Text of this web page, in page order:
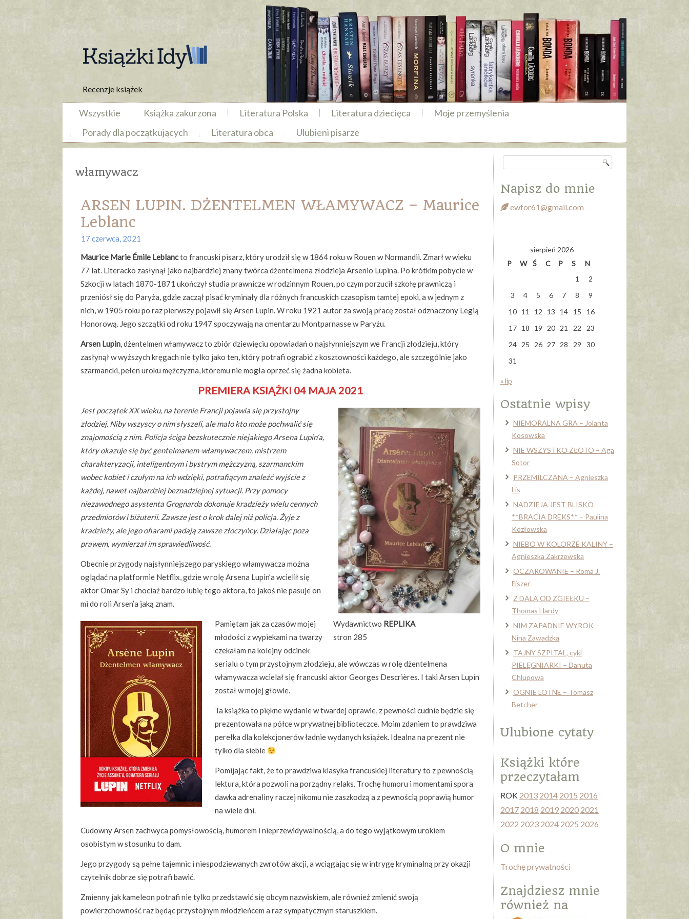
Recenzje książek
Wszystkie Książka zakurzona Literatura Polska Literatura dziecięca
Moje przemyślenia
Porady dla początkujących
Literatura obca Ulubieni pisarze
włamywacz
ARSEN LUPIN. DŻENTELMEN WŁAMYWACZ – Maurice
Leblanc
17 czerwca, 2021
Maurice Marie Émile Leblancto francuski pisarz, który urodził się w 1864 roku w Rouen w Normandii. Zmarł w wieku
77 lat. Literacko zasłynął jako najbardziej znany twórca dżentelmena złodzieja Arsenio Lupina. Po krótkim pobycie w
Szkocji w latach 1870-1871 ukończył studia prawnicze w rodzinnym Rouen, po czym porzucił szkołę prawniczą i
przeniósł się do Paryża, gdzie zaczął pisać kryminały dla różnych francuskich czasopism tamtej epoki, a w jednym z
nich, w 1905 roku po raz pierwszy pojawił się Arsen Lupin. W roku 1921 autor za swoją pracę został odznaczony Legią
Honorową. Jego szczątki od roku 1947 spoczywają na cmentarzu Montparnasse w Paryżu.
Arsen Lupin, dżentelmen włamywacz to zbiór dziewięciu opowiadań o najsłynniejszym we Francji złodzieju, który
zasłynął w wyższych kręgach nie tylko jako ten, który potrafi ograbić z kosztowności każdego, ale szczególnie jako
szarmancki, pełen uroku mężczyzna, któremu nie mogła oprzeć się żadna kobieta.
PREMIERA KSIĄŻKI 04 MAJA 2021
Wydawnictwo REPLIKA
stron 285
Jest początek XX wieku, na terenie Francji pojawia się przystojny
złodziej. Niby wszyscy o nim słyszeli, ale mało kto może pochwalić się
znajomością z nim. Policja ściga bezskutecznie niejakiego Arsena Lupin’a,
który okazuje się być gentelmanem-włamywaczem, mistrzem
charakteryzacji, inteligentnym i bystrym mężczyzną, szarmanckim
wobec kobiet i czułym na ich wdzięki, potrafiącym znaleźć wyjście z
każdej, nawet najbardziej beznadziejnej sytuacji. Przy pomocy
niezawodnego asystenta Grognarda dokonuje kradzieży wielu cennych
przedmiotów i biżuterii. Zawsze jest o krok dalej niż policja. Żyje z
kradzieży, ale jego ofiarami padają zawsze złoczyńcy. Działając poza
prawem, wymierzał im sprawiedliwość.
Obecnie przygody najsłynniejszego paryskiego włamywacza można
oglądać na platformie Netflix, gdzie w rolę Arsena Lupin’a wcielił się
aktor Omar Sy i chociaż bardzo lubię tego aktora, to jakoś nie pasuje on
mi do roli Arsen’a jaką znam.
Pamiętam jak za czasów mojej
młodości z wypiekami na twarzy
czekałam na kolejny odcinek
serialu o tym przystojnym złodzieju, ale wówczas w rolę dżentelmena
włamywacza wcielał się francuski aktor Georges Descrières. I taki Arsen Lupin
został w mojej głowie.
Ta książka to piękne wydanie w twardej oprawie, z pewności cudnie będzie się
prezentowała na półce w prywatnej biblioteczce. Moim zdaniem to prawdziwa
perełka dla kolekcjonerów ładnie wydanych książek. Idealna na prezent nie
tylko dla siebie
Pomijając fakt, że to prawdziwa klasyka francuskiej literatury to z pewnością
lektura, która pozwoli na porządny relaks. Trochę humoru i momentami spora
dawka adrenaliny raczej nikomu nie zaszkodzą a z pewnością poprawią humor
na wiele dni.
Cudowny Arsen zachwyca pomysłowością, humorem i nieprzewidywalnością, a do tego wyjątkowym urokiem
osobistym w stosunku to dam.
Jego przygody są pełne tajemnic i niespodziewanych zwrotów akcji, a wciągając się w intrygę kryminalną przy okazji
czytelnik dobrze się potrafi bawić.
Zmienny jak kameleon potrafi nie tylko przedstawić się obcym nazwiskiem, ale również zmienić swoją
powierzchowność raz będąc przystojnym młodzieńcem a raz sympatycznym staruszkiem.
Napisz do mnie
ewfor61@gmail.com
sierpień 2026
P
W Ś C P S
N
1
2
3
4 5 6 7 8
9
10
11 12 13 14 15
16
17
18 19 20 21 22
23
24
25 26 27 28 29
30
31
« lip
Ostatnie wpisy
NIEMORALNA GRA – Jolanta
Kosowska
NIE WSZYSTKO ZŁOTO – Aga
Sotor
PRZEMILCZANA – Agnieszka
Lis
NADZIEJA JEST BLISKO
**BRACIA DREKS** – Paulina
Kozłowska
NIEBO W KOLORZE KALINY –
Agnieszka Zakrzewska
OCZAROWANIE – Roma J.
Fiszer
Z DALA OD ZGIEŁKU –
Thomas Hardy
NIM ZAPADNIE WYROK –
Nina Zawadzka
TAJNY SZPITAL, cykl
PIELĘGNIARKI – Danuta
Chlupowa
OGNIE LOTNE – Tomasz
Betcher
Ulubione cytaty
Książki które
przeczytałam
ROK 2013 2014 2015 2016
2017 2018 2019 2020 2021
2022 2023 2024 2025 2026
O mnie
Trochę prywatności
Znajdziesz mnie
również na